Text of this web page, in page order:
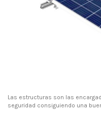
Las estructuras son las
seguridad consiguiendo una